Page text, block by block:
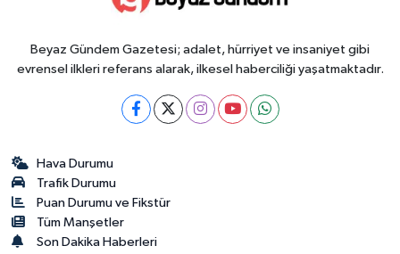
Beyaz Gündem Gazetesi; adalet, hürriyet ve insaniyet gibi
evrensel ilkleri referans alarak, ilkesel haberciliği yaşatmaktadır.
Hava Durumu
Trafik Durumu
Puan Durumu ve Fikstür
Tüm Manşetler
Son Dakika Haberleri